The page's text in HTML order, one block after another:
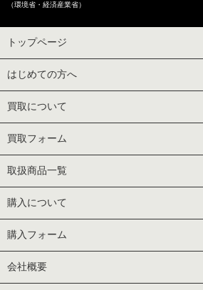
（環境省・経済産業省）
トップページ
はじめての方へ
買取について
買取フォーム
取扱商品一覧
購入について
購入フォーム
会社概要